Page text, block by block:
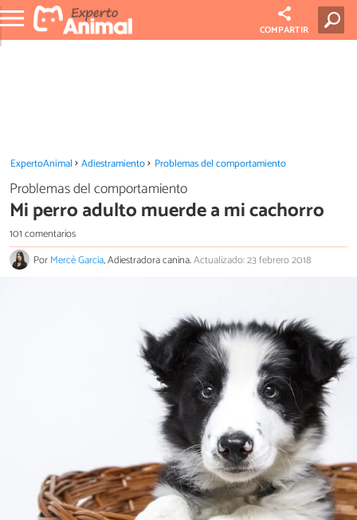
COMPARTIR
ExpertoAnimal Adiestramiento Problemas del comportamiento
Problemas del comportamiento
Mi perro adulto muerde a mi cachorro
101 comentarios
PorMercè Garcia, Adiestradora canina.Actualizado: 23 febrero 2018